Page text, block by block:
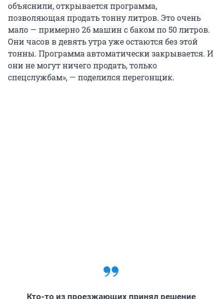
объяснили, открывается программа,
позволяющая продать тонну литров. Это очень
мало — примерно 26 машин с баком по 50 литров.
Они часов в девять утра уже остаются без этой
тонны. Программа автоматически закрывается. И
они не могут ничего продать, только
спецслужбам», — поделился перегонщик.
Кто-то из проезжающих принял решение